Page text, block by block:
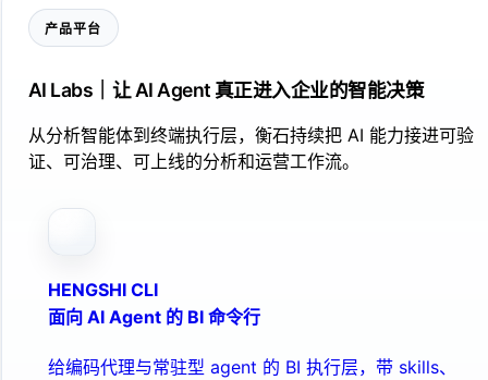
产品平台
AI Labs｜让 AI Agent 真正进入企业的智能决策
从分析智能体到终端执行层，衡石持续把 AI 能力接进可验
证、可治理、可上线的分析和运营工作流。
HENGSHI CLI
面向 AI Agent 的 BI 命令行
给编码代理与常驻型 agent 的 BI 执行层，带 skills、